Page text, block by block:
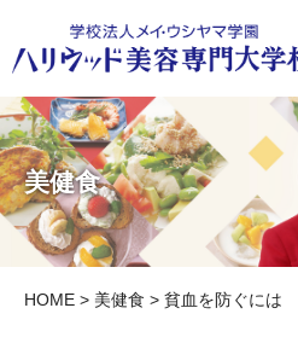
美健食
HOME > 美健食 > 貧血を防ぐには